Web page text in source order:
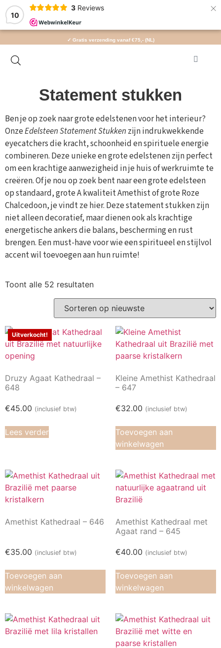
10
3 Reviews ×
✓ Gratis verzending vanaf €75,- (NL)
Statement stukken
Ben je op zoek naar grote edelstenen voor het interieur?
OnzeEdelsteen Statement Stukken zijn indrukwekkende
eyecatchers die kracht, schoonheid en spirituele energie
combineren. Deze unieke en grote edelstenen zijn perfect
om een krachtige aanwezigheid in je huis of werkruimte te
creëren. Of je nou op zoek bent naar een grote edelsteen
op standaard, grote A kwaliteit Amethist of grote Roze
Chalcedoon, je vindt ze hier. Deze statement stukken zijn
niet alleen decoratief, maar dienen ook als krachtige
energetische ankers die balans, bescherming en rust
brengen. Een must-have voor wie een spiritueel en stijlvol
accent wil toevoegen aan hun ruimte!
Toont alle 52 resultaten
Uitverkocht!
Druzy Agaat Kathedraal –
648
€45.00 (inclusief btw)
Lees verder
Kleine Amethist Kathedraal
– 647
€32.00 (inclusief btw)
Toevoegen aan
winkelwagen
Amethist Kathedraal – 646
€35.00 (inclusief btw)
Toevoegen aan
winkelwagen
Amethist Kathedraal met
Agaat rand – 645
€40.00 (inclusief btw)
Toevoegen aan
winkelwagen